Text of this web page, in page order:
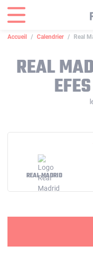
Accueil Calendrier Real
REAL
REAL MADRID
Panneau de gestion des